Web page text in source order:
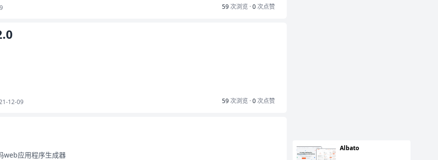
59次浏览 ·0次点赞
12-09 59次浏览 ·0次点赞
web应用程序生成器
Albato